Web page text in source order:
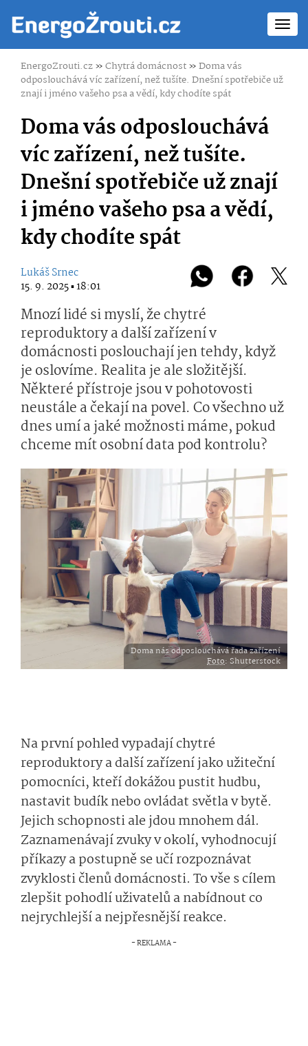
EnergoZrouti.cz»Chytrá domácnost»Doma vás
odposlouchává víc zařízení, než tušíte. Dnešní spotřebiče už
znají i jméno vašeho psa a vědí, kdy chodíte spát
Doma vás odposlouchává
víc zařízení, než tušíte.
Dnešní spotřebiče už znají
i jméno vašeho psa a vědí,
kdy chodíte spát
Lukáš Srnec
15. 9. 2025 ▪ 18:01
Mnozí lidé si myslí, že chytré
reproduktory a další zařízení v
domácnosti poslouchají jen tehdy, když
je oslovíme. Realita je ale složitější.
Některé přístroje jsou v pohotovosti
neustále a čekají na povel. Co všechno už
dnes umí a jaké možnosti máme, pokud
chceme mít osobní data pod kontrolu?
Doma nás odposlouchává řada zařízení
Foto: Shutterstock
Na první pohled vypadají chytré
reproduktory a další zařízení jako užiteční
pomocníci, kteří dokážou pustit hudbu,
nastavit budík nebo ovládat světla v bytě.
Jejich schopnosti ale jdou mnohem dál.
Zaznamenávají zvuky v okolí, vyhodnocují
příkazy a postupně se učí rozpoznávat
zvyklosti členů domácnosti. To vše s cílem
zlepšit pohodlí uživatelů a nabídnout co
nejrychlejší a nejpřesnější reakce.